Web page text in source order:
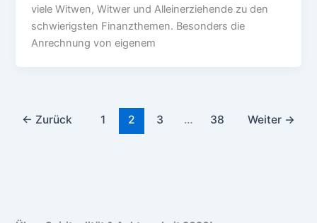
viele Witwen, Witwer und Alleinerziehende zu den
schwierigsten Finanzthemen. Besonders die
Anrechnung von eigenem
← Zurück 1 2 3 … 38 Weiter →